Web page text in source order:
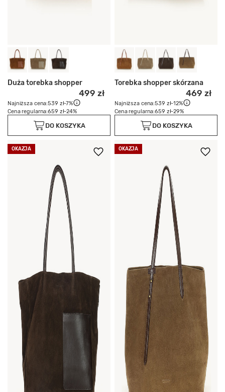
Duża torebka shopper
499 zł
Najniższa cena:539 zł-7%
Cena regularna:659 zł-24%
DO KOSZYKA
Torebka shopper skórzana
469 zł
Najniższa cena:539 zł-12%
Cena regularna:659 zł-29%
DO KOSZYKA
OKAZJA OKAZJA